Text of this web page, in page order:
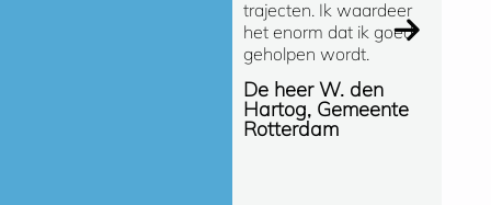
trajecten. Ik waardeer
het enorm dat ik goed
geholpen wordt.
De heer W. den
Hartog, Gemeente
Rotterdam